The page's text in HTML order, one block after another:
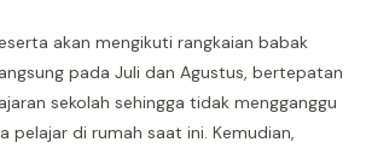
akan mengikuti rangkaian babak
pada Juli dan Agustus, bertepatan
sekolah sehingga tidak mengganggu
pelajar di rumah saat ini. Kemudian,